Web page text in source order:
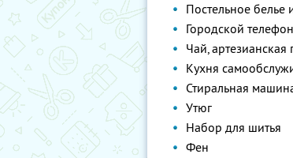
Постельное белье
Городской телефон
Чай, артезианская
Кухня
Стиральная
Утюг
Набор для шитья
Фен